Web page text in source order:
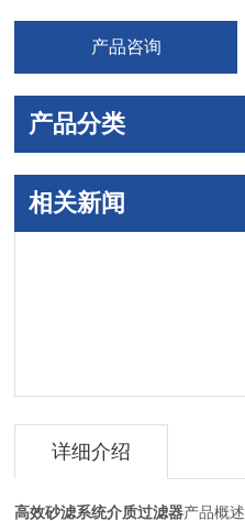
产品咨询
产品分类
相关新闻
详细介绍
高效砂滤系统介质过滤器产品概述